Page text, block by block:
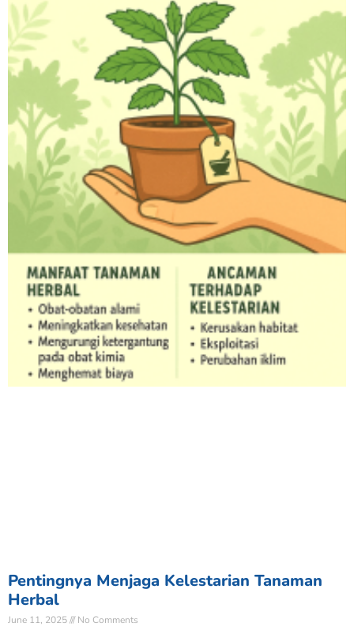
Pentingnya Menjaga Kelestarian Tanaman
Herbal
June 11, 2025 No Comments